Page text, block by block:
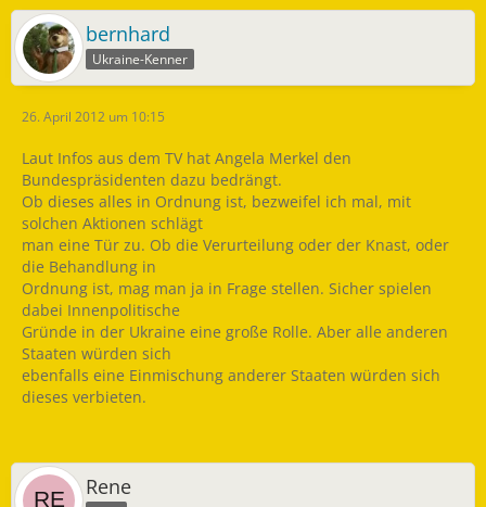
bernhard
Ukraine-Kenner
26. April 2012 um 10:15
Laut Infos aus dem TV hat Angela Merkel den
Bundespräsidenten dazu bedrängt.
Ob dieses alles in Ordnung ist, bezweifel ich mal, mit
solchen Aktionen schlägt
man eine Tür zu. Ob die Verurteilung oder der Knast, oder
die Behandlung in
Ordnung ist, mag man ja in Frage stellen. Sicher spielen
dabei Innenpolitische
Gründe in der Ukraine eine große Rolle. Aber alle anderen
Staaten würden sich
ebenfalls eine Einmischung anderer Staaten würden sich
dieses verbieten.
Rene